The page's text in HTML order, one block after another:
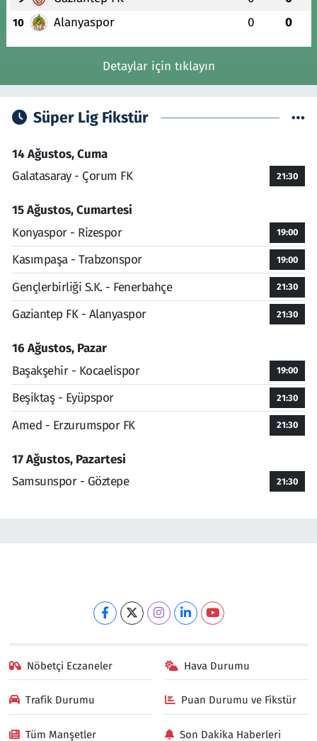
10 Alanyaspor 0 0
Detaylar için tıklayın
Süper Lig Fikstür
14 Ağustos, Cuma
Galatasaray - Çorum FK
21:30
15 Ağustos, Cumartesi
Konyaspor - Rizespor
19:00
Kasımpaşa - Trabzonspor 19:00
Gençlerbirliği S.K. - Fenerbahçe 21:30
Gaziantep FK - Alanyaspor 21:30
16 Ağustos, Pazar
Başakşehir - Kocaelispor
19:00
Beşiktaş - Eyüpspor 21:30
Amed - Erzurumspor FK 21:30
17 Ağustos, Pazartesi
Samsunspor - Göztepe
21:30
Nöbetçi Eczaneler Hava Durumu
Trafik Durumu Puan Durumu ve Fikstür
Tüm Manşetler Son Dakika Haberleri